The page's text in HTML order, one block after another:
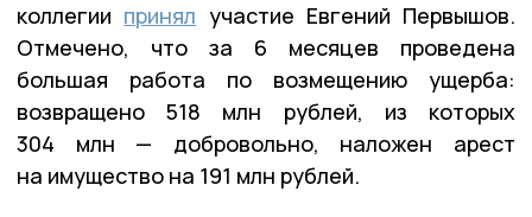
коллегии принял участие Евгений Первышов.
Отмечено, что за 6 месяцев проведена
большая работа по возмещению ущерба:
возвращено 518 млн рублей, из которых
304 млн — добровольно, наложен арест
на имущество на 191 млн рублей.